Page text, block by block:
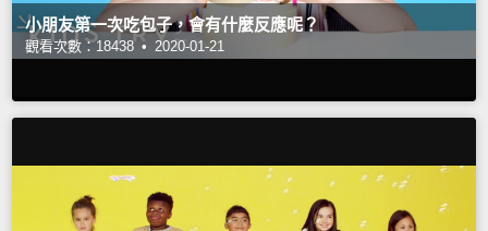
小朋友第一次吃包子，會有什麼反應呢？
觀看次數：18438 • 2020-01-21